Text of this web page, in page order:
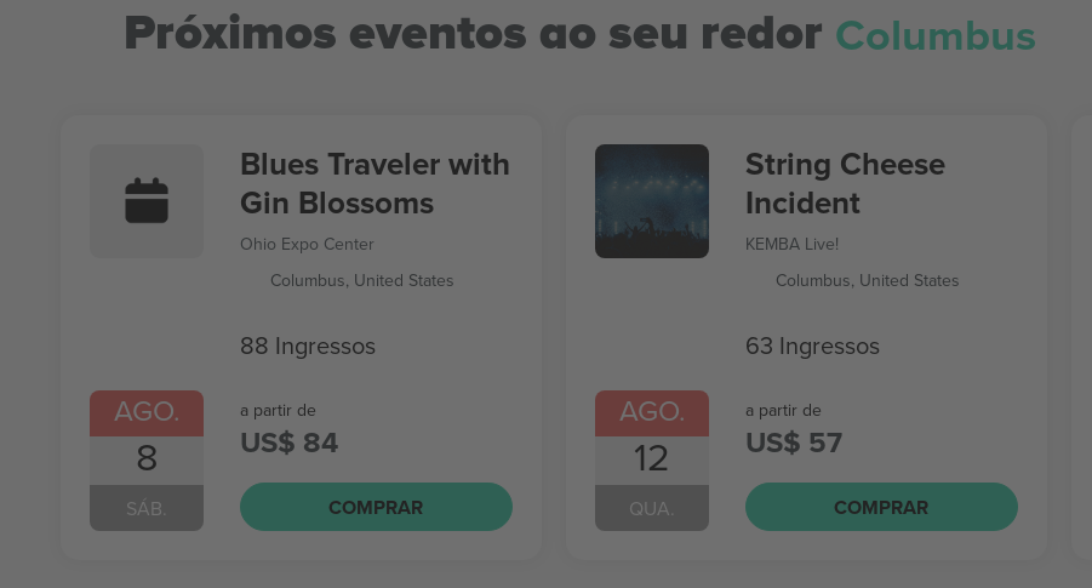
Próximos eventos ao seu redor Columbus
AGO.
8
SÁB.
Blues Traveler with
Gin Blossoms
Ohio Expo Center
Columbus, United States
88 Ingressos
a partir de
US$ 84
COMPRAR
AGO.
12
QUA.
String Cheese
Incident
KEMBA Live!
Columbus, United States
63 Ingressos
a partir de
US$ 57
COMPRAR